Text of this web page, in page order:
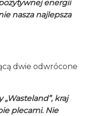
energii
nasza najlepsza
dwie odwrócone
kraj
plecami. Nie